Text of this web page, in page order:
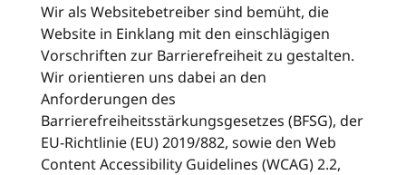
Wir als Websitebetreiber sind bemüht, die
Website in Einklang mit den einschlägigen
Vorschriften zur Barrierefreiheit zu gestalten.
Wir orientieren uns dabei an den
Anforderungen des
Barrierefreiheitsstärkungsgesetzes (BFSG), der
EU-Richtlinie (EU) 2019/882, sowie den Web
Content Accessibility Guidelines (WCAG) 2.2,